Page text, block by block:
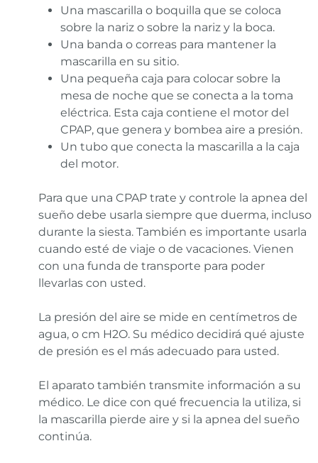
Una mascarilla o boquilla que se coloca
sobre la nariz o sobre la nariz y la boca.
Una banda o correas para mantener la
mascarilla en su sitio.
Una pequeña caja para colocar sobre la
mesa de noche que se conecta a la toma
eléctrica. Esta caja contiene el motor del
CPAP, que genera y bombea aire a presión.
Un tubo que conecta la mascarilla a la caja
del motor.
Para que una CPAP trate y controle la apnea del
sueño debe usarla siempre que duerma, incluso
durante la siesta. También es importante usarla
cuando esté de viaje o de vacaciones. Vienen
con una funda de transporte para poder
llevarlas con usted.
La presión del aire se mide en centímetros de
agua, o cm H2O. Su médico decidirá qué ajuste
de presión es el más adecuado para usted.
El aparato también transmite información a su
médico. Le dice con qué frecuencia la utiliza, si
la mascarilla pierde aire y si la apnea del sueño
continúa.